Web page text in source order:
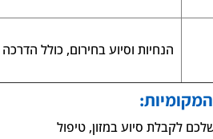
הנחיות וסיוע בחירום, כולל
לקבלת סיוע במזון, טיפול